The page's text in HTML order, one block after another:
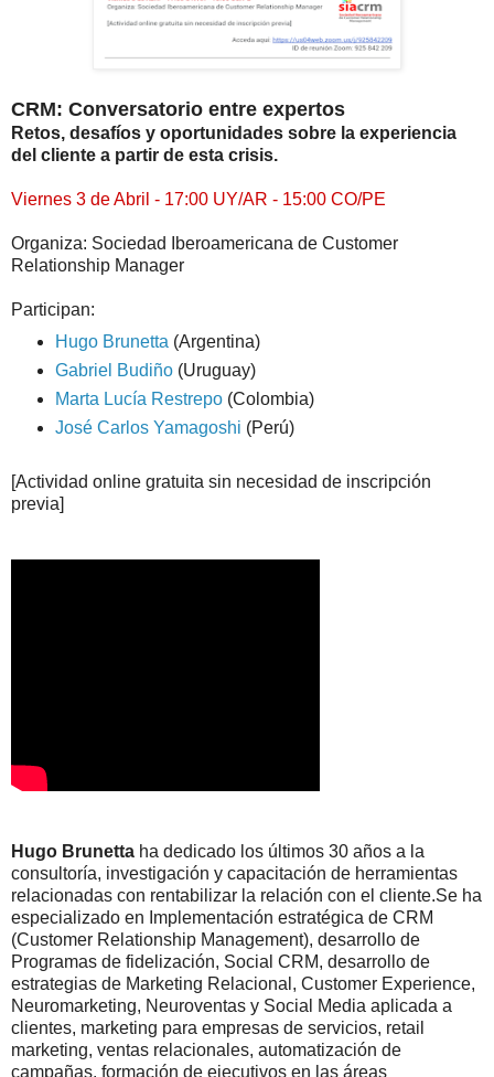
CRM: Conversatorio entre expertos
Retos, desafíos y oportunidades sobre la experiencia
del cliente a partir de esta crisis.
Viernes 3 de Abril - 17:00 UY/AR - 15:00 CO/PE
Organiza: Sociedad Iberoamericana de Customer
Relationship Manager
Participan:
Hugo Brunetta (Argentina)
Gabriel Budiño(Uruguay)
Marta Lucía Restrepo(Colombia)
José Carlos Yamagoshi (Perú)
[Actividad online gratuita sin necesidad de inscripción
previa]
Hugo Brunetta ha dedicado los últimos 30 años a la
consultoría, investigación y capacitación de herramientas
relacionadas con rentabilizar la relación con el cliente.Se ha
especializado en Implementación estratégica de CRM
(Customer Relationship Management), desarrollo de
Programas de fidelización, Social CRM, desarrollo de
estrategias de Marketing Relacional, Customer Experience,
Neuromarketing, Neuroventas y Social Media aplicada a
clientes, marketing para empresas de servicios, retail
marketing, ventas relacionales, automatización de
campañas, formación de ejecutivos en las áreas